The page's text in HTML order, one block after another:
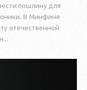
пошлину для
В Минфине
отечественной